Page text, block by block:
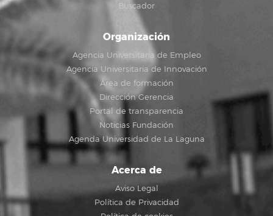
Buscador
Organización
Agencia Universitaria de Empleo
Agencia Universitaria de Innovación
Área de formación
Dirección Gerencia
Portal de transparencia
Noticias Fundación
Agenda Universidad de La Laguna
Acerca de
Aviso Legal
Política de Privacidad